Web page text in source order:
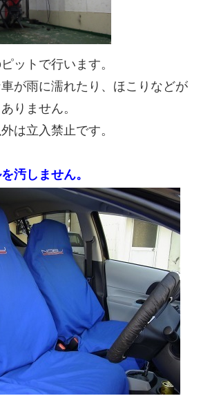
ットで行います。
が雨に濡れたり、ほこりなどが
りません。
は立入禁止です。
汚しません。